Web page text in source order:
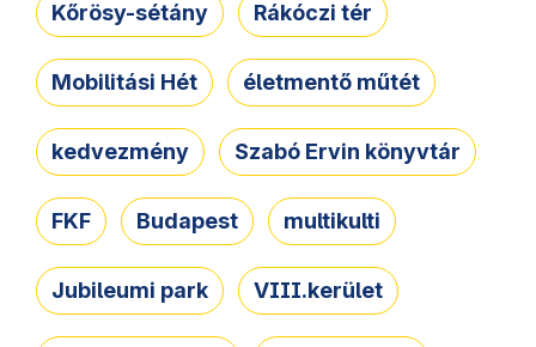
Kőrösy-sétány Rákóczi tér
Mobilitási Hét életmentő műtét
kedvezmény Szabó Ervin könyvtár
FKF Budapest multikulti
Jubileumi park VIII.kerület